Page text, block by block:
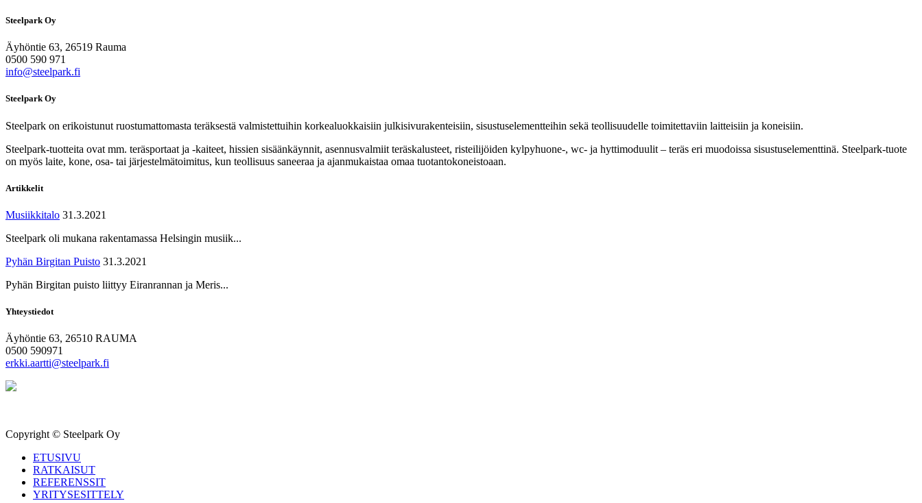
Steelpark Oy
Äyhöntie 63, 26519 Rauma
0500 590 971
info@steelpark.fi
Steelpark Oy
Steelpark on erikoistunut ruostumattomasta teräksestä valmistettuihin korkealuokkaisiin julkisivurakenteisiin, sisustuselementteihin sekä teollisuudelle toimitettaviin laitteisiin ja koneisiin.
Steelpark-tuotteita ovat mm. teräsportaat ja -kaiteet, hissien sisäänkäynnit, asennusvalmiit teräskalusteet, risteilijöiden kylpyhuone-, wc- ja hyttimoduulit – teräs eri muodoissa sisustuselementtinä. Steelpark-tuote
on myös laite, kone, osa- tai järjestelmätoimitus, kun teollisuus saneeraa ja ajanmukaistaa omaa tuotantokoneistoaan.
Artikkelit
Musiikkitalo 31.3.2021
Steelpark oli mukana rakentamassa Helsingin musiik...
Pyhän Birgitan Puisto 31.3.2021
Pyhän Birgitan puisto liittyy Eiranrannan ja Meris...
Yhteystiedot
Äyhöntie 63, 26510 RAUMA
0500 590971
erkki.aartti@steelpark.fi
Copyright © Steelpark Oy
ETUSIVU
RATKAISUT
REFERENSSIT
YRITYSESITTELY